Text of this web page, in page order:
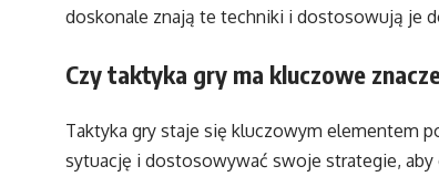
doskonale znają te techniki i dostosowują je
Czy taktyka gry ma kluczowe
Taktyka gry staje się kluczowym elementem
sytuację i dostosowywać swoje strategie,